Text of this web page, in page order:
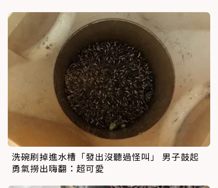
洗碗刷掉進水槽「發出沒聽過怪叫」 男子鼓起
勇氣撈出嗨翻：超可愛